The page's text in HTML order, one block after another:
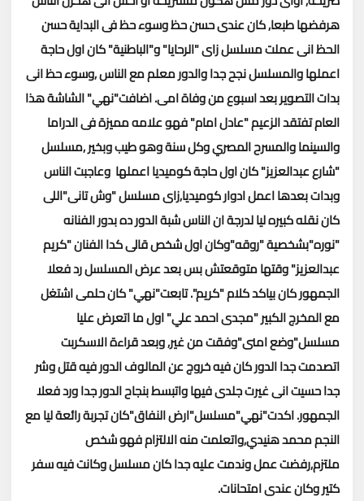
هرفضها طبعا, كان عندى حسن حظ وسوء حظ فى البداية حسن
الحظ انى عملت مسلسل زاى "الرحايا" و"الباطنية" كان اول حاجة
اعملها والمسلسل نجح جدا والدور معلم مع الناس ,وسوء حظ انى
بدات التصوير بعد اسبوع من وفاة امى.اضافت"نهي" الشاشة هذا
العام تفتقد الزعيم "عادل امام" فهو علامه مميزة فى الدراما
والسينما والمسرح المصري وكل سنة وهو طيب وبخير ,مسلسل
"شارع عبدالعزيز" كان اول حاجة كوميديا اعملها وعاجبت الناس
وبدات بعدها اعمل ادوار كوميديا,زاى مسلسل "وش تانى"اللى
كان نقله كبيره ليا لدرجة ان الناس شبة الدور ده بدور الفنانه
"نوره"بشخصية "روقه"وكان اول شخص قالى كدا الفنان "كريم
عبدالعزيز" وقتها متوقعتش بس بعد عرض المسلسل رد فعلا
الجمهور كان بياكد كلام "كريم".تابعت"نهي" كان حلمى اشتغل
مع المخرج الكبير "مجدى احمد علي" اول ما اتعرض عليا
مسلسل"وضع امنى"وفقت من غير, وبعد قراءة الاسكربت
اتصدمت جدا الدور كان فيه خروج عن المالوف الدور فيه قتل وشر
جدا حسيت انى غيرت جلدى فيها واتبسط بنجاح الدور جدا ورد فعلا
الجمهور.اكدت"نهي"مسلسل"ارض النفاق"كان تجربة رائعة ليا مع
النجم محمد هنيدي,واتعلمت منه الالتزام فهو شخص
ملتزم,رفضت عمل وندمت عليه جدا كان مسلسل وكانت فيه سفر
كتير وكان عندى امتحانات.